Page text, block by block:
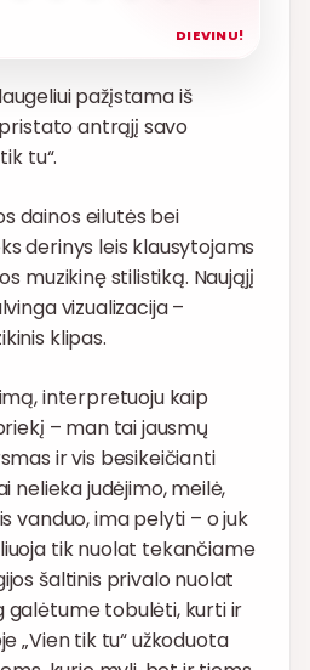
DIEVINU!
pažįstama iš
antrąjį savo
tu“.
dainos eilutės bei
derinys leis klausytojams
muzikinę stilistiką. Naująjį
vizualizacija –
klipas.
interpretuoju kaip
– man tai jausmų
ir vis besikeičianti
nelieka judėjimo, meilė,
vanduo, ima pelyti – o juk
tik nuolat tekančiame
šaltinis privalo nuolat
galėtume tobulėti, kurti ir
„Vien tik tu“ užkoduota